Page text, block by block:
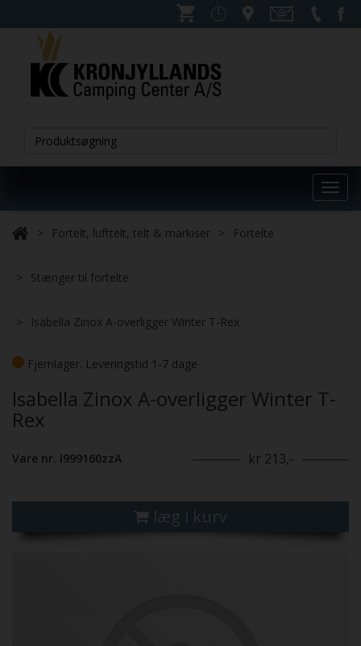
Fortelt, lufttelt, telt & markiser Fortelte
Stænger til fortelte
Isabella Zinox A-overligger Winter T-Rex
Fjernlager. Leveringstid 1-7 dage
Isabella Zinox A-overligger Winter T-
Rex
Vare nr. I999160zzA kr 213,-
læg i kurv